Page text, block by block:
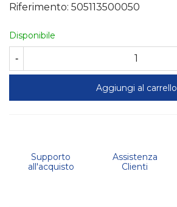
Riferimento: 505113500050
Disponibile
-
Aggiungi al carrello
Supporto
all'acquisto
Assistenza
Clienti